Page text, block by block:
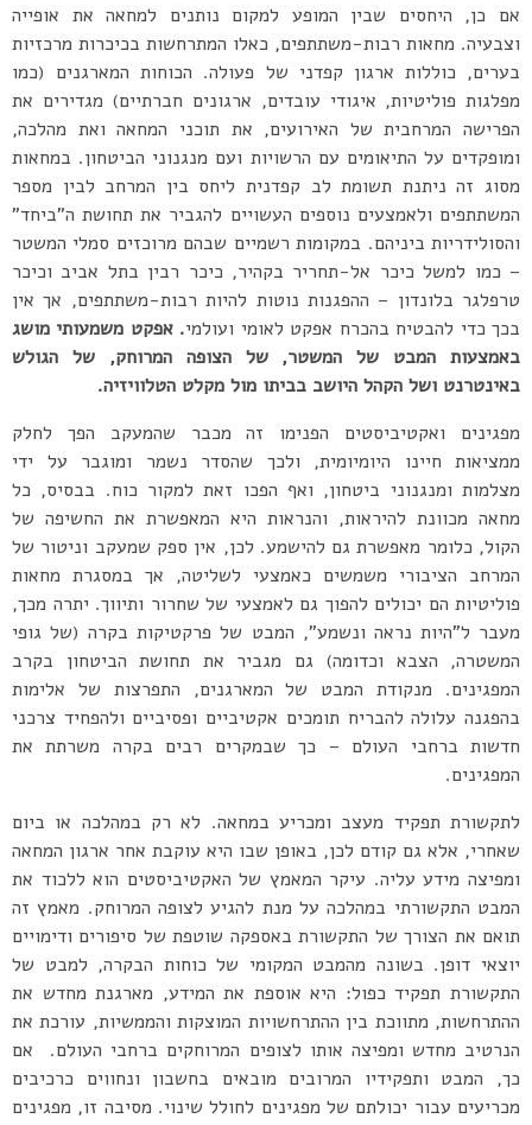
אם כן, היחסים שבין המופע למקום נותנים למחאה את אופייה
וצבעיה. מחאות רבות-משתתפים, כאלו המתרחשות בכיכרות מרכזיות
בערים, כוללות ארגון קפדני של פעולה. הכוחות המארגנים (כמו
מפלגות פוליטיות, איגודי עובדים, ארגונים חברתיים) מגדירים את
הפרישה המרחבית של האירועים, את תוכני המחאה ואת מהלכה,
ומופקדים על התיאומים עם הרשויות ועם מנגנוני הביטחון. במחאות
מסוג זה ניתנת תשומת לב קפדנית ליחס בין המרחב לבין מספר
המשתתפים ולאמצעים נוספים העשויים להגביר את תחושת ה”ביחד”
והסולידריות ביניהם. במקומות רשמיים שבהם מרוכזים סמלי המשטר
– כמו למשל כיכר אל-תחריר בקהיר, כיכר רבין בתל אביב וכיכר
טרפלגר בלונדון – ההפגנות נוטות להיות רבות-משתתפים, אך אין
בכך כדי להבטיח בהכרח אפקט לאומי ועולמי. אפקט משמעותי מושג
באמצעות המבט של המשטר, של הצופה המרוחק, של הגולש
באינטרנט ושל הקהל היושב בביתו מול מקלט הטלוויזיה.
מפגינים ואקטיביסטים הפנימו זה מכבר שהמעקב הפך לחלק
ממציאות חיינו היומיומית, ולכך שהסדר נשמר ומוגבר על ידי
מצלמות ומנגנוני ביטחון, ואף הפכו זאת למקור כוח. בבסיס, כל
מחאה מכוונת להיראות, והנראות היא המאפשרת את החשיפה של
הקול, כלומר מאפשרת גם להישמע. לכן, אין ספק שמעקב וניטור של
המרחב הציבורי משמשים כאמצעי לשליטה, אך במסגרת מחאות
פוליטיות הם יכולים להפוך גם לאמצעי של שחרור ותיווך. יתרה מכך,
מעבר ל”היות נראה ונשמע”, המבט של פרקטיקות בקרה (של גופי
המשטרה, הצבא וכדומה) גם מגביר את תחושת הביטחון בקרב
המפגינים. מנקודת המבט של המארגנים, התפרצות של אלימות
בהפגנה עלולה להבריח תומכים אקטיביים ופסיביים ולהפחיד צרכני
חדשות ברחבי העולם – כך שבמקרים רבים בקרה משרתת את
המפגינים.
לתקשורת תפקיד מעצב ומכריע במחאה. לא רק במהלכה או ביום
שאחרי, אלא גם קודם לכן, באופן שבו היא עוקבת אחר ארגון המחאה
ומפיצה מידע עליה. עיקר המאמץ של האקטיביסטים הוא ללכוד את
המבט התקשורתי במהלכה על מנת להגיע לצופה המרוחק. מאמץ זה
תואם את הצורך של התקשורת באספקה שוטפת של סיפורים ודימויים
יוצאי דופן. בשונה מהמבט המקומי של כוחות הבקרה, למבט של
התקשורת תפקיד כפול: היא אוספת את המידע, מארגנת מחדש את
ההתרחשות, מתווכת בין ההתרחשויות המוצקות והממשיות, עורכת את
הנרטיב מחדש ומפיצה אותו לצופים המרוחקים ברחבי העולם. אם
כך, המבט ותפקידיו המרובים מובאים בחשבון ונחווים כרכיבים
מכריעים עבור יכולתם של מפגינים לחולל שינוי. מסיבה זו, מפגינים